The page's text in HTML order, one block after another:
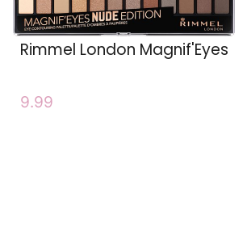
Rimmel London Magnif'Eyes
9.99